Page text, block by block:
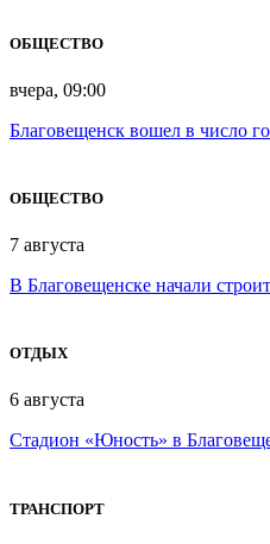
ОБЩЕСТВО
вчера, 09:00
Благовещенск вошел в число
ОБЩЕСТВО
7 августа
В Благовещенске начали
ОТДЫХ
6 августа
Стадион «Юность» в
ТРАНСПОРТ